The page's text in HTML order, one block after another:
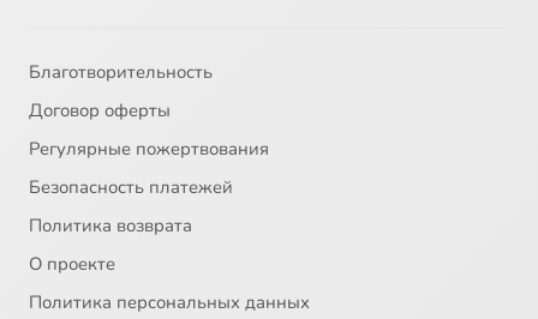
Благотворительность
Договор оферты
Регулярные пожертвования
Безопасность платежей
Политика возврата
О проекте
Политика персональных данных